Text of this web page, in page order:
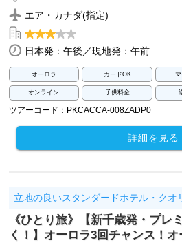
エア・カナダ(指定)
日本発：午後／現地発：午前
オーロラ カードOK
オンライン 子供料金
ツアーコード：PKCACCA-008ZADP0
詳細を見る
立地の良いスタンダードホテル・クオ
《ひとり旅》【新千歳発・プレ
く！】オーロラ3回チャンス！